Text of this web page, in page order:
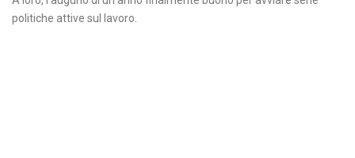
politiche attive sul lavoro.